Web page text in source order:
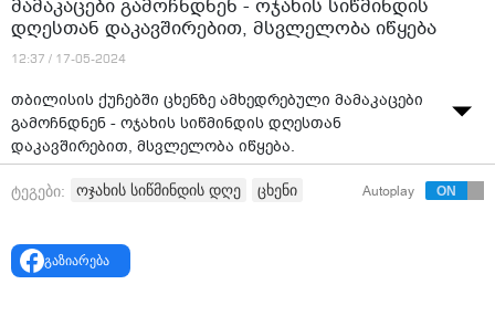
მამაკაცები გამოჩნდნენ - ოჯახის სიწმინდის
დღესთან დაკავშირებით, მსვლელობა იწყება
12:37 / 17-05-2024
თბილისის ქუჩებში ცხენზე ამხედრებული მამაკაცები
გამოჩნდნენ - ოჯახის სიწმინდის დღესთან
დაკავშირებით, მსვლელობა იწყება.
ტეგები: ოჯახის სიწმინდის დღე ცხენი Autoplay
გაზიარება